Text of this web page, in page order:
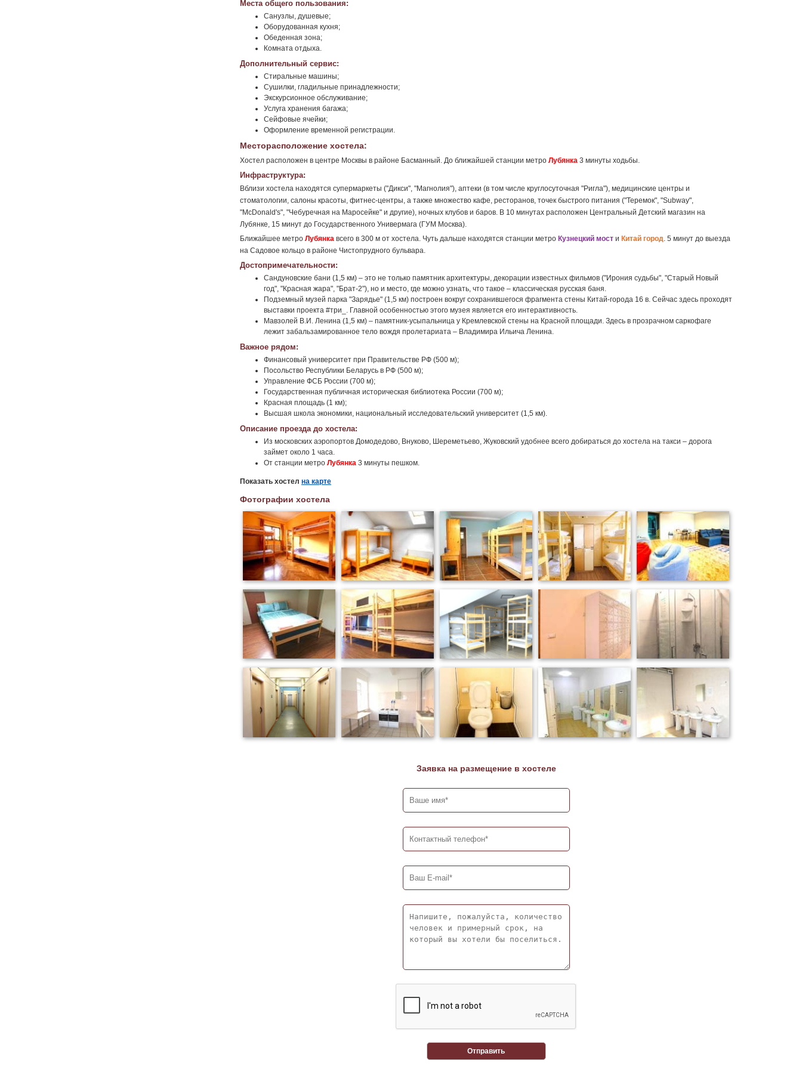
Места общего пользования:
Санузлы, душевые;
Оборудованная кухня;
Обеденная зона;
Комната отдыха.
Дополнительный сервис:
Стиральные машины;
Сушилки, гладильные принадлежности;
Экскурсионное обслуживание;
Услуга хранения багажа;
Сейфовые ячейки;
Оформление временной регистрации.
Месторасположение хостела:
Хостел расположен в центре Москвы в районе Басманный. До ближайшей станции метро Лубянка 3 минуты ходьбы.
Инфраструктура:
Вблизи хостела находятся супермаркеты ("Дикси", "Магнолия"), аптеки (в том числе круглосуточная "Ригла"), медицинские центры и
стоматологии, салоны красоты, фитнес-центры, а также множество кафе, ресторанов, точек быстрого питания ("Теремок", "Subway",
"McDonald's", "Чебуречная на Маросейке" и другие), ночных клубов и баров. В 10 минутах расположен Центральный Детский магазин на
Лубянке, 15 минут до Государственного Универмага (ГУМ Москва).
Ближайшее метро Лубянка всего в 300 м от хостела. Чуть дальше находятся станции метро Кузнецкий мост и Китай город. 5 минут до выезда
на Садовое кольцо в районе Чистопрудного бульвара.
Достопримечательности:
Сандуновские бани (1,5 км) – это не только памятник архитектуры, декорации известных фильмов ("Ирония судьбы", "Старый Новый
год", "Красная жара", "Брат-2"), но и место, где можно узнать, что такое – классическая русская баня.
Подземный музей парка "Зарядье" (1,5 км) построен вокруг сохранившегося фрагмента стены Китай-города 16 в. Сейчас здесь проходят
выставки проекта #три_. Главной особенностью этого музея является его интерактивность.
Мавзолей В.И. Ленина (1,5 км) – памятник-усыпальница у Кремлевской стены на Красной площади. Здесь в прозрачном саркофаге
лежит забальзамированное тело вождя пролетариата – Владимира Ильича Ленина.
Важное рядом:
Финансовый университет при Правительстве РФ (500 м);
Посольство Республики Беларусь в РФ (500 м);
Управление ФСБ России (700 м);
Государственная публичная историческая библиотека России (700 м);
Красная площадь (1 км);
Высшая школа экономики, национальный исследовательский университет (1,5 км).
Описание проезда до хостела:
Из московских аэропортов Домодедово, Внуково, Шереметьево, Жуковский удобнее всего добираться до хостела на такси – дорога
займет около 1 часа.
От станции метро Лубянка 3 минуты пешком.
Показать хостел на карте
Фотографии хостела
Заявка на размещение в хостеле
Отправить